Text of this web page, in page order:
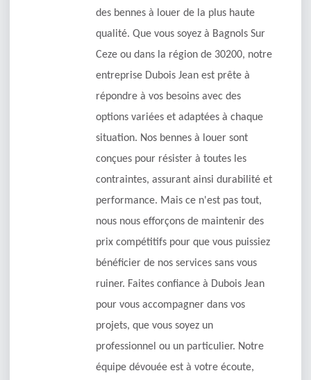
des bennes à louer de la plus haute
qualité. Que vous soyez à Bagnols Sur
Ceze ou dans la région de 30200, notre
entreprise Dubois Jean est prête à
répondre à vos besoins avec des
options variées et adaptées à chaque
situation. Nos bennes à louer sont
conçues pour résister à toutes les
contraintes, assurant ainsi durabilité et
performance. Mais ce n'est pas tout,
nous nous efforçons de maintenir des
prix compétitifs pour que vous puissiez
bénéficier de nos services sans vous
ruiner. Faites confiance à Dubois Jean
pour vous accompagner dans vos
projets, que vous soyez un
professionnel ou un particulier. Notre
équipe dévouée est à votre écoute,